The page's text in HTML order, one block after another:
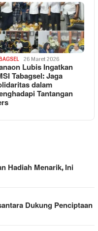
26 Maret 2026
Lubis Ingatkan
Tabagsel: Jaga
dalam
Tantangan
Hadiah Menarik, Ini
Dukung Penciptaan